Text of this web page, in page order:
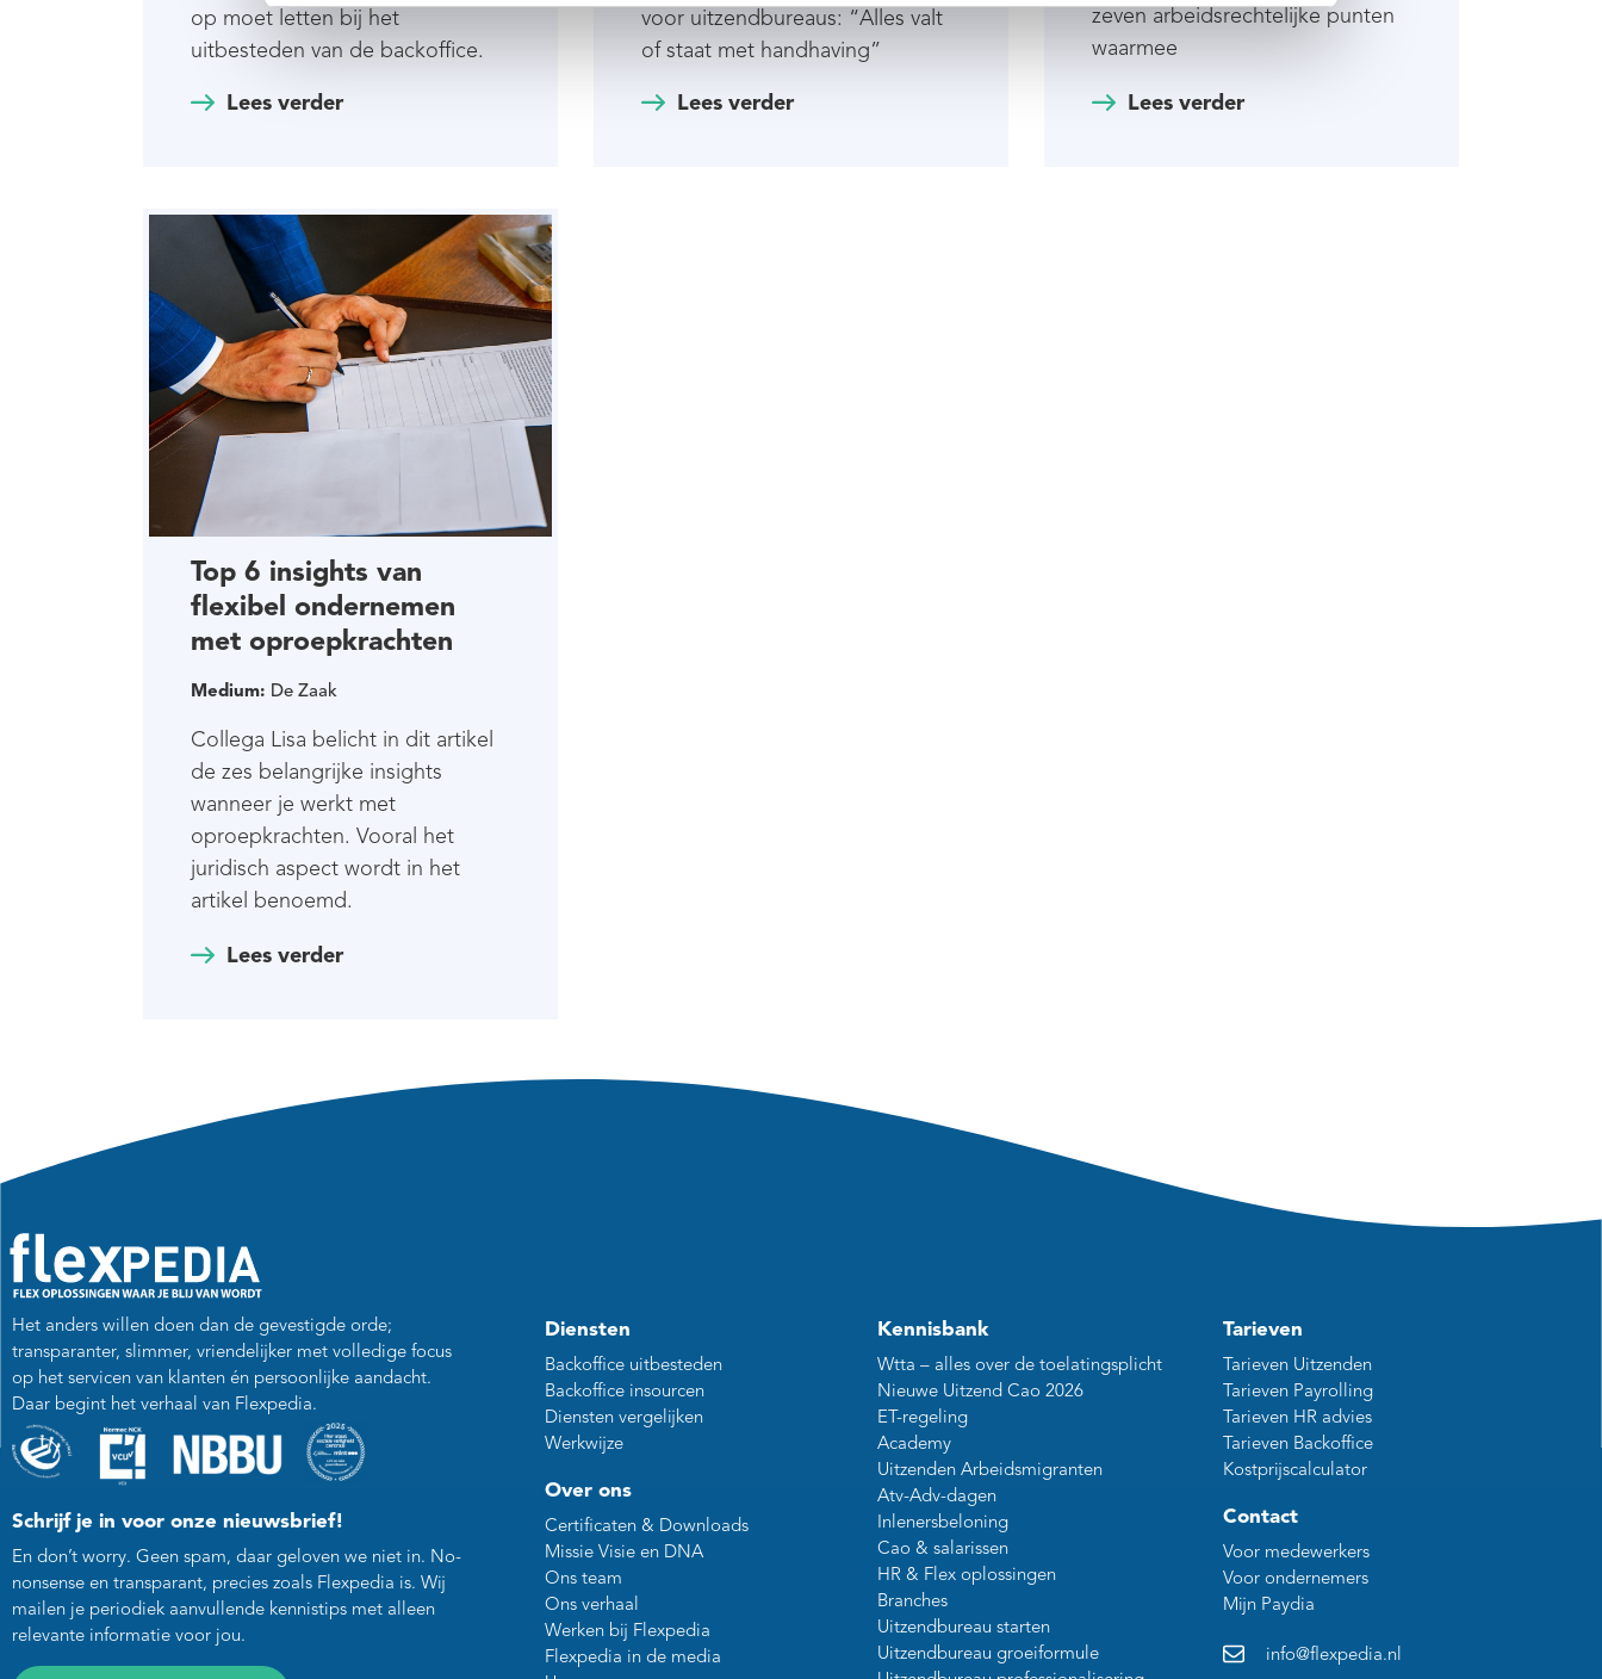
op moet letten bij het
uitbesteden van de backoffice.
Lees verder
voor uitzendbureaus: “Alles valt
of staat met handhaving”
Lees verder
zeven arbeidsrechtelijke punten
waarmee
Lees verder
Top 6 insights van
flexibel ondernemen
met oproepkrachten
Medium: De Zaak
Collega Lisa belicht in dit artikel
de zes belangrijke insights
wanneer je werkt met
oproepkrachten. Vooral het
juridisch aspect wordt in het
artikel benoemd.
Lees verder
Het anders willen doen dan de gevestigde orde;
transparanter, slimmer, vriendelijker met volledige focus
op het servicen van klanten én persoonlijke aandacht.
Daar begint het verhaal van Flexpedia.
Schrijf je in voor onze nieuwsbrief!
En don’t worry. Geen spam, daar geloven we niet in. No-
nonsense en transparant, precies zoals Flexpedia is. Wij
mailen je periodiek aanvullende kennistips met alleen
relevante informatie voor jou.
Diensten
Backoffice uitbesteden
Backoffice insourcen
Diensten vergelijken
Werkwijze
Over ons
Certificaten & Downloads
Missie Visie en DNA
Ons team
Ons verhaal
Werken bij Flexpedia
Flexpedia in de media
Kennisbank
Wtta – alles over de toelatingsplicht
Nieuwe Uitzend Cao 2026
ET-regeling
Academy
Uitzenden Arbeidsmigranten
Atv-Adv-dagen
Inlenersbeloning
Cao & salarissen
HR & Flex oplossingen
Branches
Uitzendbureau starten
Uitzendbureau groeiformule
Tarieven
Tarieven Uitzenden
Tarieven Payrolling
Tarieven HR advies
Tarieven Backoffice
Kostprijscalculator
Contact
Voor medewerkers
Voor ondernemers
Mijn Paydia
info@flexpedia.nl